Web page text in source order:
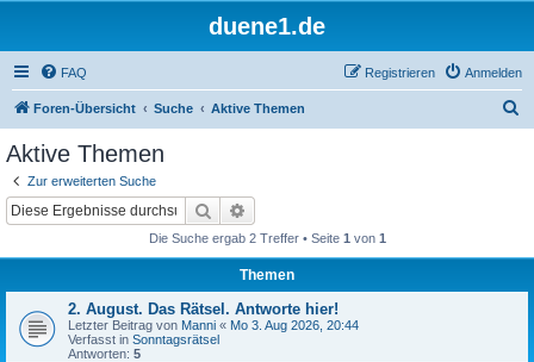
duene1.de
FAQ Anmelden
Registrieren
Foren-Übersicht Suche Aktive Themen
Aktive Themen
Zur erweiterten Suche
Suche
Die Suche ergab 2 Treffer • Seite 1 von 1
Themen
2. August. Das Rätsel. Antworte hier!
Letzter Beitrag von Manni « Mo 3. Aug 2026, 20:44
Verfasst in Sonntagsrätsel
Antworten: 5